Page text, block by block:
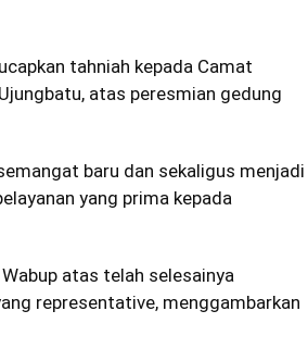
tahniah kepada Camat
atas peresmian gedung
baru dan sekaligus menjadi
yang prima kepada
atas telah selesainya
representative, menggambarkan